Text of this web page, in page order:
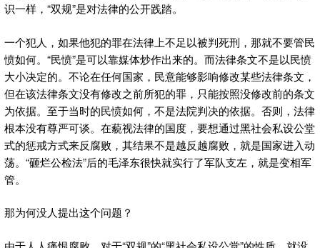
识一样，“双规”是对法律的公开践踏。
一个犯人，如果他犯的罪在法律上不足以被判死刑，那就不要管民
愤如何。“民愤”是可以靠媒体炒作出来的。而法律条文不是以民愤
大小决定的。不论在任何国家，民意能够影响修改某些法律条文，
但在该法律条文没有修改之前所犯的罪，只能按照没修改前的条文
为依据。至于当时的民愤如何，不是法院判决的依据。否则，法律
根本没有尊严可谈。在藐视法律的国度，要想通过黑社会私设公堂
式的惩戒方式来反腐败，其结果不是越反越腐败，就是国家进入动
荡。“砸烂公检法”后的毛泽东很快就实行了军队支左，就是变相军
管。
那为何没人提出这个问题？